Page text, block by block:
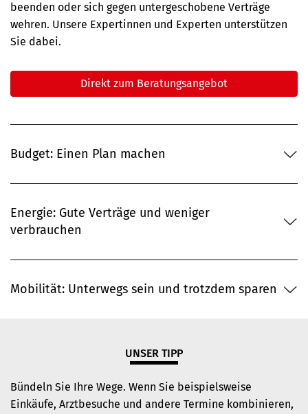
beenden oder sich gegen untergeschobene Verträge
wehren. Unsere Expertinnen und Experten unterstützen
Sie dabei.
Direkt zum Beratungsangebot
Budget: Einen Plan machen
Energie: Gute Verträge und weniger
verbrauchen
Mobilität: Unterwegs sein und trotzdem sparen
UNSER TIPP
Bündeln Sie Ihre Wege. Wenn Sie beispielsweise
Einkäufe, Arztbesuche und andere Termine kombinieren,